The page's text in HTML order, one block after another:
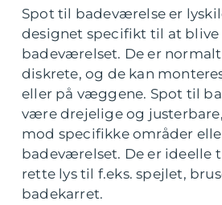
Spot til badeværelse er
designet specifikt til at
badeværelset. De er
diskrete, og de kan
eller på væggene. Spot til
være drejelige og
mod specifikke områder
badeværelset. De er ideelle
rette lys til f.eks. spejlet,
badekarret.